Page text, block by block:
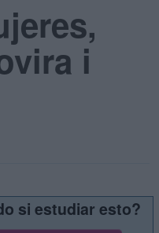
i
si estudiar esto?